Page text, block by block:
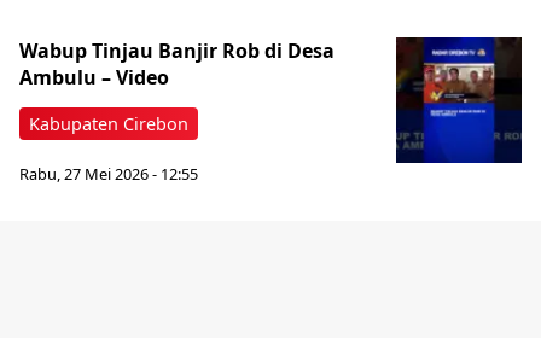
Kabupaten Cirebon
Wabup Tinjau Banjir Rob di Desa
Ambulu – Video
Rabu, 27 Mei 2026 - 12:55